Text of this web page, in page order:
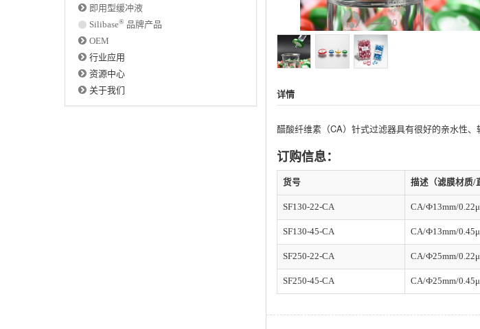
详情
醋酸纤维素（CA）针式过滤器具有很好的亲水性
订购信息：
货号 描述（滤膜材质/
SF130-22-CA CA/Ф13mm/
SF130-45-CA CA/Ф13mm/
SF250-22-CA CA/Ф25mm/
SF250-45-CA CA/Ф25mm/
即用型缓冲液
Silibase® 品牌产品
OEM
行业应用
资源中心
关于我们